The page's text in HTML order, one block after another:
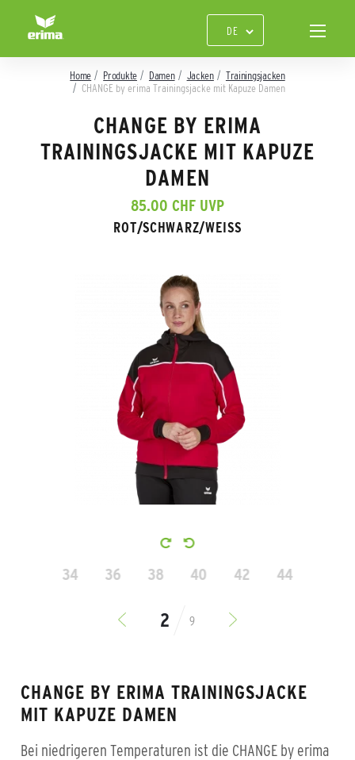
Home Produkte Damen Jacken
Trainingsjacken
CHANGE by erima Trainingsjacke mit Kapuze Damen
CHANGE BY ERIMA
TRAININGSJACKE MIT KAPUZE
DAMEN
85.00 CHF UVP
ROT/SCHWARZ/WEISS
34 36 38 40 42 44
9
CHANGE BY ERIMA TRAININGSJACKE
MIT KAPUZE DAMEN
Bei niedrigeren Temperaturen ist die CHANGE by erima